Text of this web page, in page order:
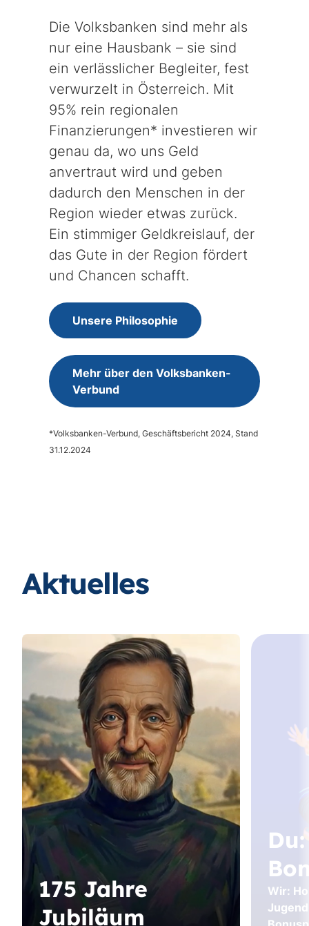
Die Volksbanken sind mehr als
nur eine Hausbank – sie sind
ein verlässlicher Begleiter, fest
verwurzelt in Österreich. Mit
95% rein regionalen
Finanzierungen* investieren wir
genau da, wo uns Geld
anvertraut wird und geben
dadurch den Menschen in der
Region wieder etwas zurück.
Ein stimmiger Geldkreislauf, der
das Gute in der Region fördert
und Chancen schafft.
Unsere Philosophie
Mehr über den Volksbanken-
Verbund
*Volksbanken-Verbund, Geschäftsbericht 2024, Stand
31.12.2024
Aktuelles
175 Jahre
Jubiläum
Du:
Wir: